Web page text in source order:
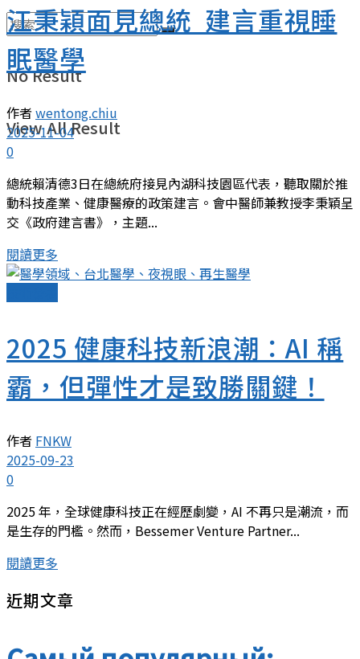
No Result
View All Result
江秉穎面見總統 建言重視睡
眠醫學
作者wentong.chiu
2025-11-04
0
總統賴清德3日在總統府接見內湖科技園區代表，聽取關於推
動科技產業、健康醫療的政策建言。會中醫師兼教授李秉穎呈
交《政府建言書》，主題...
閱讀更多
2025 健康科技新浪潮：AI 稱
霸，但彈性才是致勝關鍵！
作者 FNKW
2025-09-23
0
2025 年，全球健康科技正在經歷劇變，AI 不再只是潮流，而
是生存的門檻。然而，Bessemer Venture Partner...
閱讀更多
近期文章